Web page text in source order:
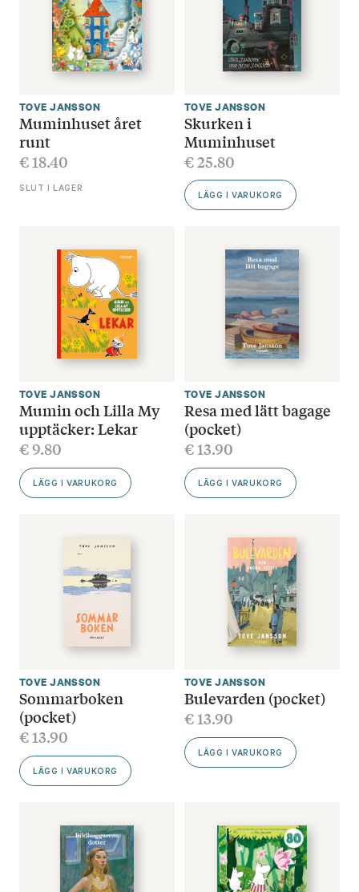
TOVE JANSSON
Muminhuset året
runt
€18.40
SLUT I LAGER
TOVE JANSSON
Skurken i
Muminhuset
€25.80
LÄGG I VARUKORG
TOVE JANSSON
Mumin och Lilla My
upptäcker: Lekar
€9.80
LÄGG I VARUKORG
TOVE JANSSON
Resa med lätt bagage
(pocket)
€13.90
LÄGG I VARUKORG
TOVE JANSSON
Sommarboken
(pocket)
€13.90
LÄGG I VARUKORG
TOVE JANSSON
Bulevarden (pocket)
€13.90
LÄGG I VARUKORG